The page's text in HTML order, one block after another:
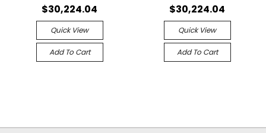
$30,224.04
Quick View
Add To Cart
$30,224.04
Quick View
Add To Cart